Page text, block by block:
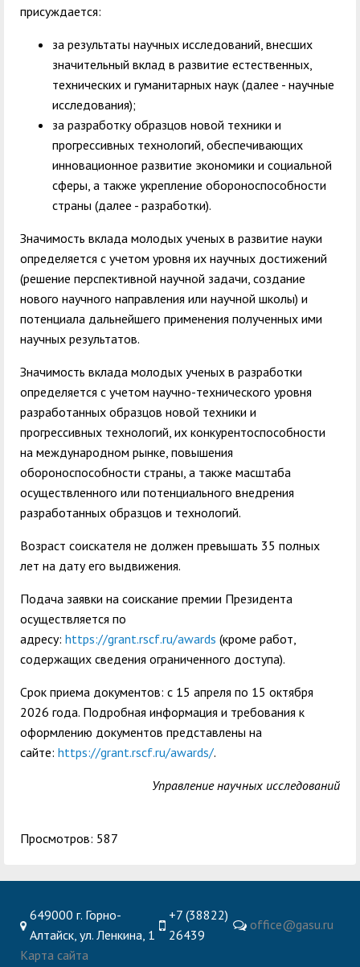
присуждается:
за результаты научных исследований, внесших
значительный вклад в развитие естественных,
технических и гуманитарных наук (далее - научные
исследования);
за разработку образцов новой техники и
прогрессивных технологий, обеспечивающих
инновационное развитие экономики и социальной
сферы, а также укрепление обороноспособности
страны (далее - разработки).
Значимость вклада молодых ученых в развитие науки
определяется с учетом уровня их научных достижений
(решение перспективной научной задачи, создание
нового научного направления или научной школы) и
потенциала дальнейшего применения полученных ими
научных результатов.
Значимость вклада молодых ученых в разработки
определяется с учетом научно-технического уровня
разработанных образцов новой техники и
прогрессивных технологий, их конкурентоспособности
на международном рынке, повышения
обороноспособности страны, а также масштаба
осуществленного или потенциального внедрения
разработанных образцов и технологий.
Возраст соискателя не должен превышать 35 полных
лет на дату его выдвижения.
Подача заявки на соискание премии Президента
осуществляется по
адресу: https://grant.rscf.ru/awards (кроме работ,
содержащих сведения ограниченного доступа).
Срок приема документов: с 15 апреля по 15 октября
2026 года. Подробная информация и требования к
оформлению документов представлены на
сайте: https://grant.rscf.ru/awards/.
Управление научных исследований
Просмотров: 587
649000 г. Горно-
Алтайск, ул. Ленкина, 1
+7 (38822)
26439
office@gasu.ru
Карта сайта